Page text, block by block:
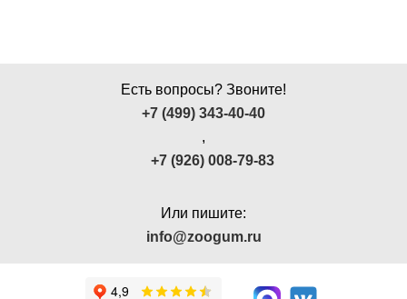
Есть вопросы? Звоните!
+7 (499) 343-40-40
,
+7 (926) 008-79-83
Или пишите:
info@zoogum.ru